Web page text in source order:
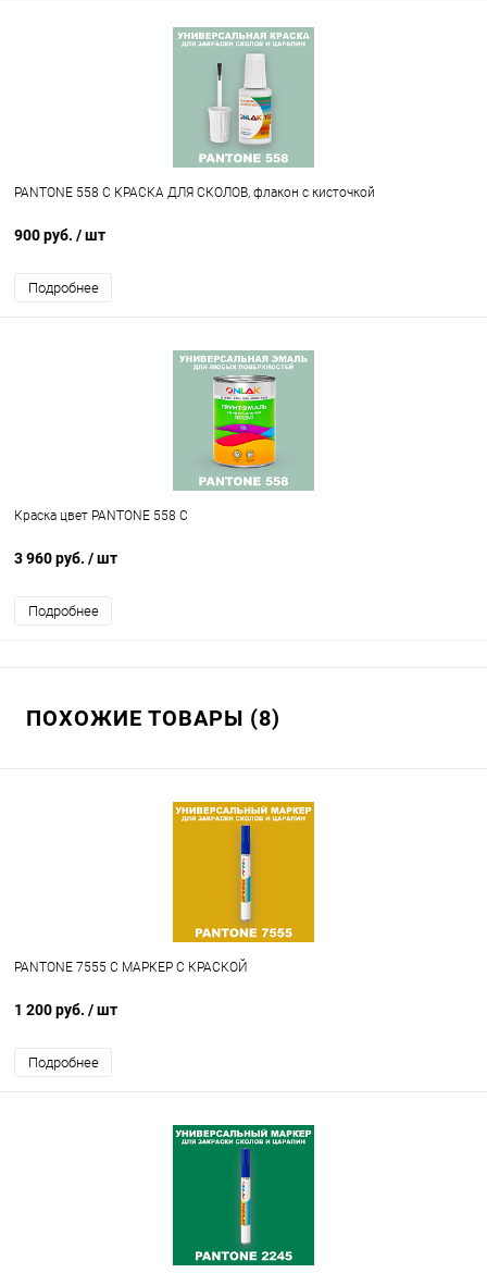
PANTONE 558 C КРАСКА ДЛЯ СКОЛОВ, флакон с кисточкой
900 руб. / шт
Подробнее
Краска цвет PANTONE 558 C
3 960 руб. / шт
Подробнее
ПОХОЖИЕ ТОВАРЫ (8)
PANTONE 7555 C МАРКЕР С КРАСКОЙ
1 200 руб. / шт
Подробнее